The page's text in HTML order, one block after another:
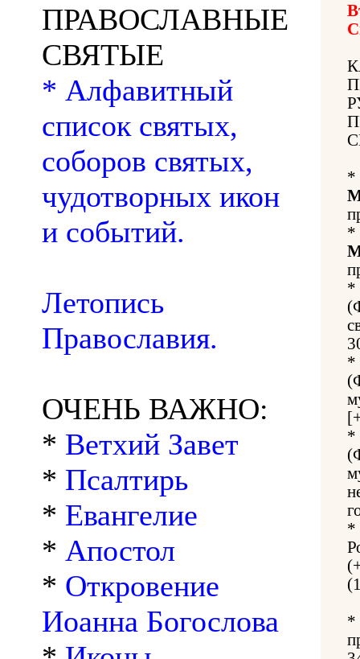
ПРАВОСЛАВНЫЕ
СВЯТЫЕ
* Алфавитный
список святых,
соборов святых,
чудотворных икон
и событий.
Летопись
Православия.
ОЧЕНЬ ВАЖНО:
* Ветхий Завет
* Псалтирь
* Евангелие
* Апостол
* Откровение
Иоанна Богослова
*
*
*
*
*
*
*